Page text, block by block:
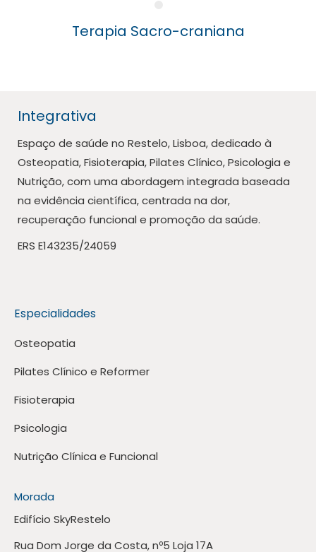
Terapia Sacro-craniana
Integrativa
Espaço de saúde no Restelo, Lisboa, dedicado à
Osteopatia, Fisioterapia, Pilates Clínico, Psicologia e
Nutrição, com uma abordagem integrada baseada
na evidência científica, centrada na dor,
recuperação funcional e promoção da saúde.
ERS E143235/24059
Especialidades
Osteopatia
Pilates Clínico e Reformer
Fisioterapia
Psicologia
Nutrição Clínica e Funcional
Morada
Edifício SkyRestelo
Rua Dom Jorge da Costa, nº5 Loja 17A